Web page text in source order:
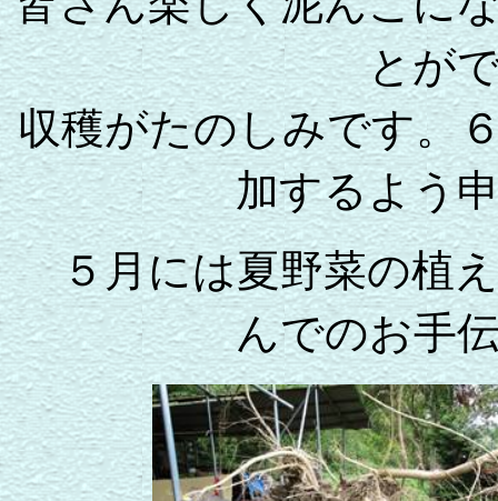
とが
収穫がたのしみです。
加するよう
５月には夏野菜の植
んでのお手